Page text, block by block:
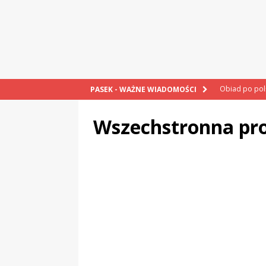
PASEK - WAŻNE WIADOMOŚCI Obiad po
„Kompania
Wszechstronna